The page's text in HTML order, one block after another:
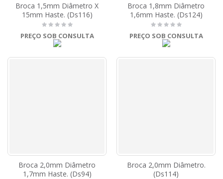
Broca 1,5mm Diâmetro X
15mm Haste. (Ds116)
PREÇO SOB CONSULTA
Broca 1,8mm Diâmetro
1,6mm Haste. (Ds124)
PREÇO SOB CONSULTA
Broca 2,0mm Diâmetro
1,7mm Haste. (Ds94)
Broca 2,0mm Diâmetro.
(Ds114)